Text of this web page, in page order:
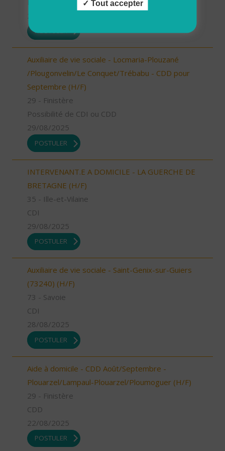
POSTULER
Auxiliaire de vie sociale - Locmaria-Plouzané
/Plougonvelin/Le Conquet/Trébabu - CDD pour
Septembre (H/F)
29 - Finistère
Possibilité de CDI ou CDD
29/08/2025
POSTULER
INTERVENANT.E A DOMICILE - LA GUERCHE DE
BRETAGNE (H/F)
35 - Ille-et-Vilaine
CDI
29/08/2025
POSTULER
Auxiliaire de vie sociale - Saint-Genix-sur-Guiers
(73240) (H/F)
73 - Savoie
CDI
28/08/2025
POSTULER
Aide à domicile - CDD Août/Septembre -
Plouarzel/Lampaul-Plouarzel/Ploumoguer (H/F)
29 - Finistère
CDD
22/08/2025
POSTULER
Tout accepter